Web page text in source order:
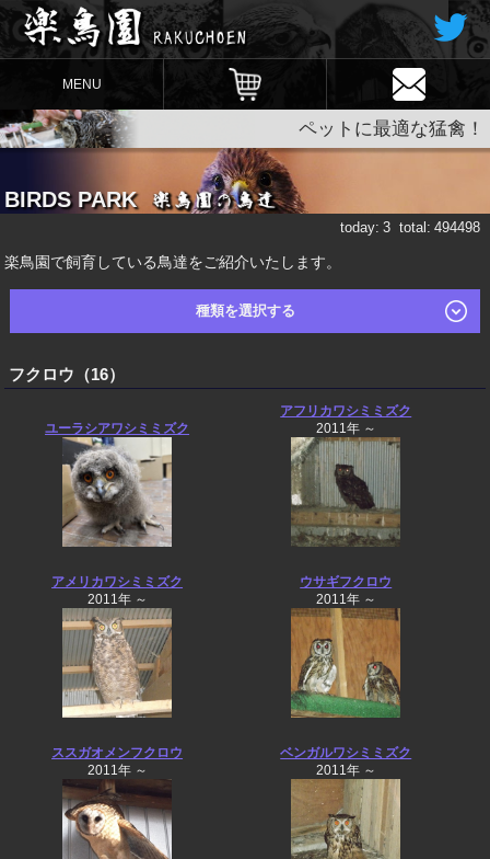
MENU
ペットに最適な猛禽！
BIRDS PARK
today: 3 total: 494498
楽鳥園で飼育している鳥達をご紹介いたします。
種類を選択する
フクロウ（16）
ユーラシアワシミミズク
アフリカワシミミズク
2011年 ～
アメリカワシミミズク
2011年 ～
ウサギフクロウ
2011年 ～
ススガオメンフクロウ
2011年 ～
ベンガルワシミミズク
2011年 ～